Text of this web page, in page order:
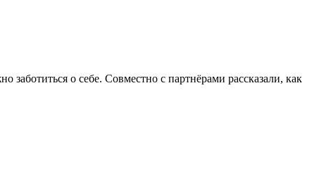
о себе. Совместно с партнёрами рассказали, как